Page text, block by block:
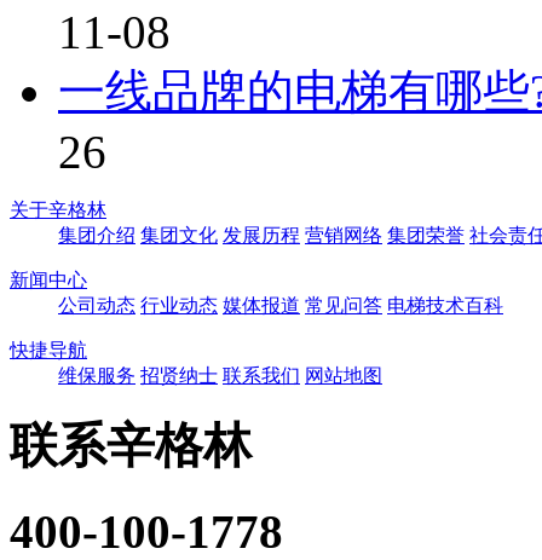
11-08
一线品牌的电梯有哪
26
关于辛格林
集团介绍 集团文化 发展历程 营销网络 集团荣誉 社会责
新闻中心
公司动态 行业动态 媒体报道 常见问答 电梯技术百科
快捷导航
维保服务 招贤纳士 联系我们 网站地图
联系辛格林
400-100-1778